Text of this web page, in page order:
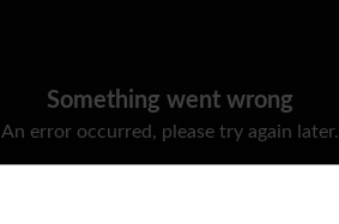
Something went wrong
An error occurred, please try again later.